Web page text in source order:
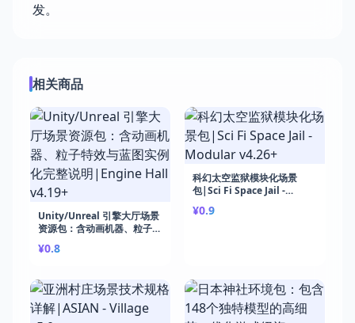
发。
相关商品
Unity/Unreal 引擎大厅场景
资源包：含动画机器、粒子特
明|Engine Hall v4.19+
¥0.8
科幻太空监狱模块化场景
包|Sci Fi Space Jail -
¥0.9